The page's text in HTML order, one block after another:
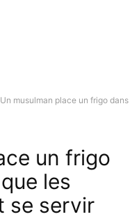
Un musulman place un frigo dans
un frigo
les
se servir